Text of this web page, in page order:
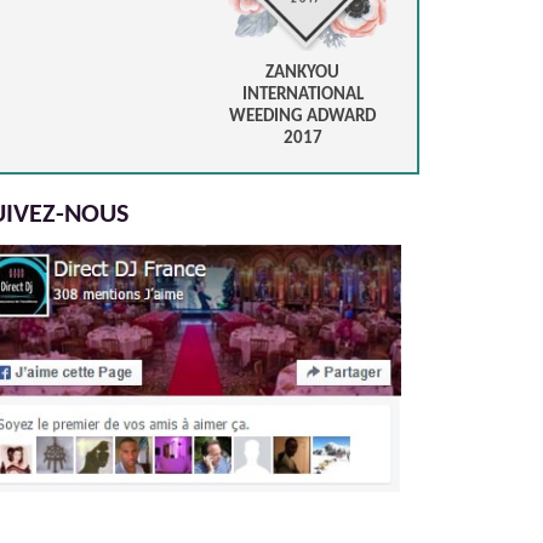
ZANKYOU
INTERNATIONAL
WEEDING ADWARD
2017
NOUS